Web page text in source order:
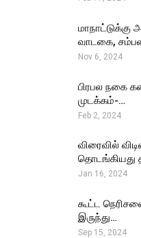
வாடகை,
Nov 6, 2024
பிரபல நகை
முடக்கம்-…
Feb 2, 2024
விரைவில்
தொடங்கியது
Jan 16, 2024
கூட்ட
இருந்து…
Sep 15, 2024